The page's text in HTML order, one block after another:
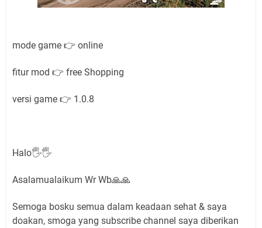
mode game 👉 online
fitur mod 👉 free Shopping
versi game 👉 1.0.8
Halo🖐🖐
Asalamualaikum Wr Wb🙏🙏
Semoga bosku semua dalam keadaan sehat & saya
doakan, smoga yang subscribe channel saya diberikan